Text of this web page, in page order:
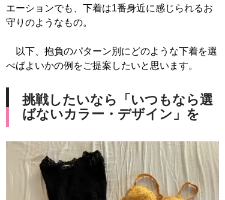
エーションでも、下着は1番身近に感じられるお
守りのようなもの。
以下、抱負のパターン別にどのような下着を選
べばよいかの例をご提案したいと思います。
挑戦したいなら「いつもなら選
ばないカラー・デザイン」を